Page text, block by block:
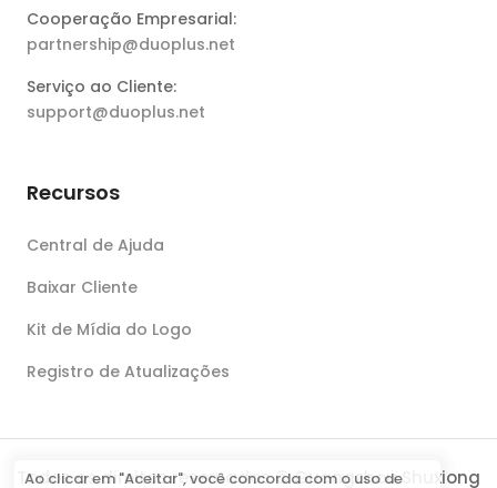
Cooperação Empresarial:
partnership@duoplus.net
Serviço ao Cliente:
support@duoplus.net
Recursos
Central de Ajuda
Baixar Cliente
Kit de Mídia do Logo
Registro de Atualizações
Todos os direitos reservados © Guangzhou Shuxiong
Ao clicar em "Aceitar", você concorda com o uso de